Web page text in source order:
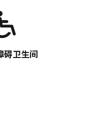
碍卫生间